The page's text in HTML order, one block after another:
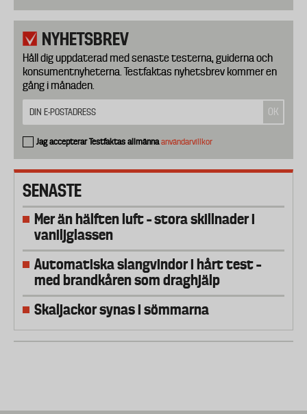
NYHETSBREV
Håll dig uppdaterad med senaste testerna, guiderna och
konsumentnyheterna. Testfaktas nyhetsbrev kommer en
gång i månaden.
Jag accepterar Testfaktas allmännaanvändarvillkor
SENASTE
Mer än hälften luft – stora skillnader i
vaniljglassen
Automatiska slangvindor i hårt test –
med brandkåren som draghjälp
Skaljackor synas i sömmarna